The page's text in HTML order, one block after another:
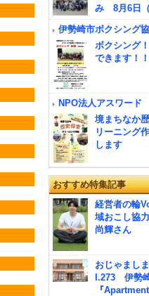
み 8月6日
伊勢崎市ボクシング
ボクシング
できます！！
NPO法人アスワード
境まちなか
リーニング
します
おすすめ特集記事
経営者の輪
域おこし協
尚輝さん
おじゃまし
l.273 伊勢
『